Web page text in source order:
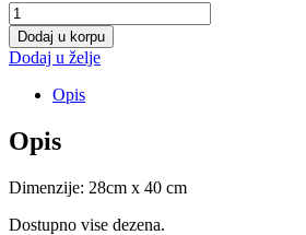
Poslužavnik
MEDIUM
količina
Dodaj u korpu
Dodaj u želje
Opis
Opis
Dimenzije: 28cm x 40 cm
Dostupno vise dezena.